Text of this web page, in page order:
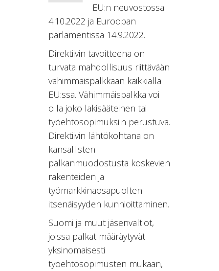
EU:n neuvostossa
4.10.2022 ja Euroopan
parlamentissa 14.9.2022.
Direktiivin tavoitteena on
turvata mahdollisuus riittävään
vähimmäispalkkaan kaikkialla
EU:ssa. Vähimmäispalkka voi
olla joko lakisääteinen tai
työehtosopimuksiin perustuva.
Direktiivin lähtökohtana on
kansallisten
palkanmuodostusta koskevien
rakenteiden ja
työmarkkinaosapuolten
itsenäisyyden kunnioittaminen.
Suomi ja muut jäsenvaltiot,
joissa palkat määräytyvät
yksinomaisesti
työehtosopimusten mukaan,